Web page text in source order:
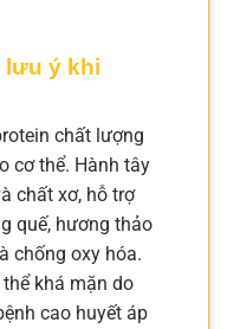
lưu ý khi
chất lượng
cơ thể. Hành tây
chất xơ, hỗ trợ
quế, hương thảo
chống oxy hóa.
khá mặn do
cao huyết áp